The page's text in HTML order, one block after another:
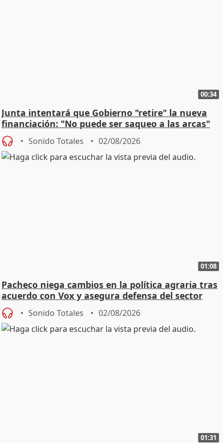
00:34
Junta intentará que Gobierno "retire" la nueva
financiación: "No puede ser saqueo a las arcas"
Sonido Totales 02/08/2026
01:08
Pacheco niega cambios en la política agraria tras
acuerdo con Vox y asegura defensa del sector
Sonido Totales 02/08/2026
01:31